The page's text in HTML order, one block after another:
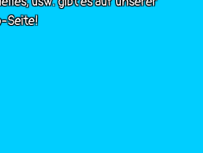
Seite!